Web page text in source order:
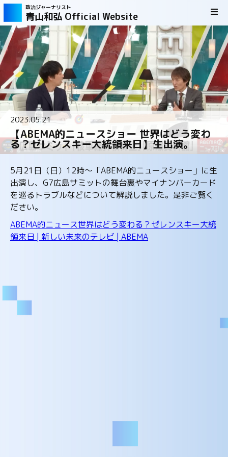
政治ジャーナリスト
青山和弘 Official Website
2023.05.21
【ABEMA的ニュースショー 世界はどう変わ
る？ゼレンスキー大統領来日】生出演。
5月21日（日）12時～「ABEMA的ニュースショー」に生
出演し、G7広島サミットの舞台裏やマイナンバーカード
を巡るトラブルなどについて解説しました。是非ご覧く
ださい。
ABEMA的ニュース世界はどう変わる？ゼレンスキー大統
領来日 | 新しい未来のテレビ | ABEMA